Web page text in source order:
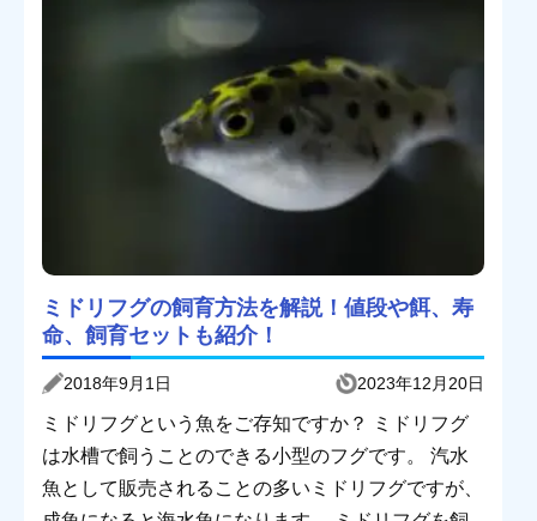
ミドリフグの飼育方法を解説！値段や餌、寿
命、飼育セットも紹介！
2018年9月1日 2023年12月20日
ミドリフグという魚をご存知ですか？ ミドリフグ
は水槽で飼うことのできる小型のフグです。 汽水
魚として販売されることの多いミドリフグですが、